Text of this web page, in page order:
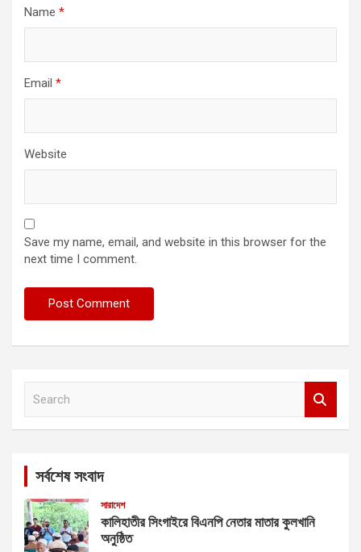
Name *
Email *
Website
Save my name, email, and website in this browser for the
next time I comment.
সর্বশেষ সংবাদ
সারাদেশ
কালিহাতীর সিংগাইরে বিএনপি নেতার মাতার কুলখানি
অনুষ্ঠিত